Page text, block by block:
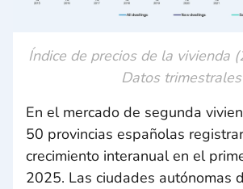
Índice de precios de la vivienda
Datos trimestrales
En el mercado de segunda
50 provincias españolas
crecimiento interanual en el
2025. Las ciudades autónomas